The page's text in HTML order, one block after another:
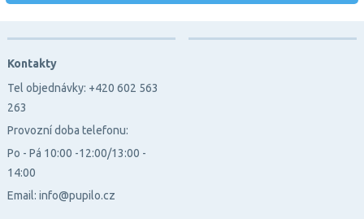
Kontakty
Tel objednávky: +420 602 563
263
Provozní doba telefonu:
Po - Pá 10:00 -12:00/13:00 -
14:00
Email: info@pupilo.cz